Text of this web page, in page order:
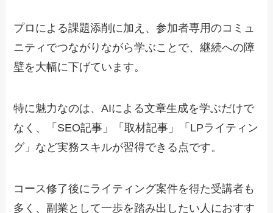
プロによる課題添削に加え、参加者専用のコミュ
ニティでつながりながら学ぶことで、継続への障
壁を大幅に下げています。
特に魅力なのは、AIによる文章生成を学ぶだけで
なく、「SEO記事」「取材記事」「LPライティン
グ」など実務スキルが習得できる点です。
コース修了後にライティング案件を得た受講者も
多く、副業として一歩を踏み出したい人におすす